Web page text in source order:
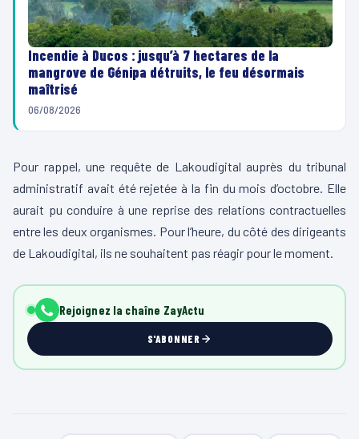
Incendie à Ducos : jusqu’à 7 hectares de la
mangrove de Génipa détruits, le feu désormais
maîtrisé
06/08/2026
Pour rappel, une requête de Lakoudigital auprès du tribunal
administratif avait été rejetée à la fin du mois d’octobre. Elle
aurait pu conduire à une reprise des relations contractuelles
entre les deux organismes. Pour l’heure, du côté des dirigeants
de Lakoudigital, ils ne souhaitent pas réagir pour le moment.
Rejoignez la chaîne ZayActu
S'ABONNER